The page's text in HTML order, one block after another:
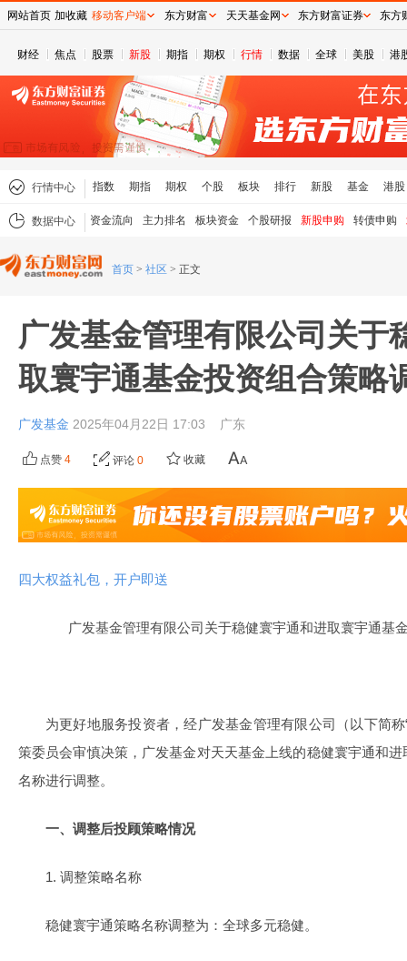
财经 焦点 股票 新股 期指 期权 行情 数据 全球 美股 港
行情中心 指数 期指 期权 个股 板块 排行 新股 基金 港股
数据中心 资金流向 主力排名 板块资金 个股研报 新股申购 转债申购
首页 > 社区 > 正文
广发基金管理有限公司关于
取寰宇通基金投资组合策略
广发基金 2025年04月22日 17:03 广东
点赞 4 评论 0 收藏
四大权益礼包，开户即送
广发基金管理有限公司关于稳健寰宇通和进取寰宇通基
为更好地服务投资者，经广发基金管理有限公司（以下简
策委员会审慎决策，广发基金对天天基金上线的稳健寰宇通和
名称进行调整。
一、调整后投顾策略情况
1. 调整策略名称
稳健寰宇通策略名称调整为：全球多元稳健。
网站首页 加收藏 移动客户端 东方财富 天天基金网 东方财富证券 东方